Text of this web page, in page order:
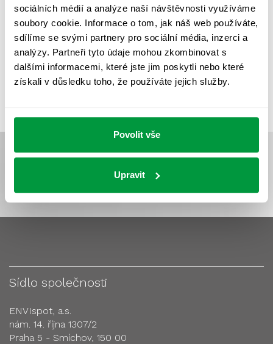
sociálních médií a analýze naší návštěvnosti využíváme
soubory cookie. Informace o tom, jak náš web používáte,
sdílíme se svými partnery pro sociální média, inzerci a
analýzy. Partneři tyto údaje mohou zkombinovat s
dalšími informacemi, které jste jim poskytli nebo které
získali v důsledku toho, že používáte jejich služby.
Povolit vše
Upravit
UMĚLÉ OSVĚTLENÍ VEŘEJNÉ OSVĚTLENÍ
VÝPOČTY A NÁVRHY ZASTÍNĚNÍ
ZKOUŠKY NOUZOVÉHO OSVĚTLENÍ
Sídlo společnosti
ENVIspot, a.s.
nám. 14. října 1307/2
Praha 5 - Smíchov, 150 00